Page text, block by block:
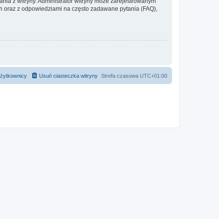
z odpowiedziami na często zadawane pytania (FAQ),
Strefa czasowa UTC+01:00
Usuń ciasteczka witryny